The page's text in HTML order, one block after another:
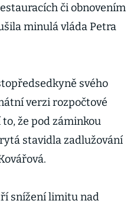
či obnovením
minulá vláda Petra
svého
verzi rozpočtové
že pod záminkou
stavidla zadlužování
snížení limitu nad